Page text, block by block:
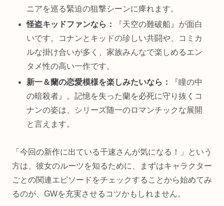
ニアを巡る緊迫の狙撃シーンに痺れます。
怪盗キッドファンなら：
『天空の難破船』が面白
いです。コナンとキッドの珍しい共闘や、コミカ
ルな掛け合いが多く、家族みんなで楽しめるエン
タメ性の高い一作です。
新一＆蘭の恋愛模様を楽しみたいなら：
『瞳の中
の暗殺者』。記憶を失った蘭を必死に守り抜くコ
ナンの姿は、シリーズ随一のロマンチックな展開
と言えます。
「今回の新作に出ている千速さんが気になる！」という
方は、彼女のルーツを知るために、まずはキャラクター
ごとの関連エピソードをチェックすることから始めてみ
るのが、GWを充実させるコツかもしれません。